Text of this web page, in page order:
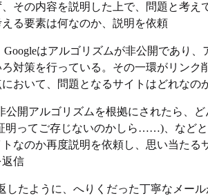
その内容を説明した上で、問題と考え
る要素は何なのか、説明を依頼
Googleはアルゴリズムが非公開であり
対策を行っている。その一環がリンク
において、問題となるサイトはどれなの
公開アルゴリズムを根拠にされたら、
明ってご存じないのかしら……)、など
トなのか再度説明を依頼し、思い当た
信
したように、へりくだった丁寧なメー